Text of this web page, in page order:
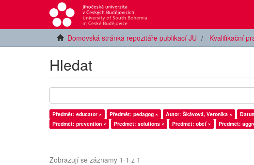
Domovská stránka repozitáře publikací JU Kvalifikační
Hledat
Předmět: educator × Předmět: pedagog × Autor: Škávová, Veronika ×
Předmět: prevention ×
Předmět: solutions × Předmět: oběť × Předmět:
Zobrazují se záznamy 1-1 z 1